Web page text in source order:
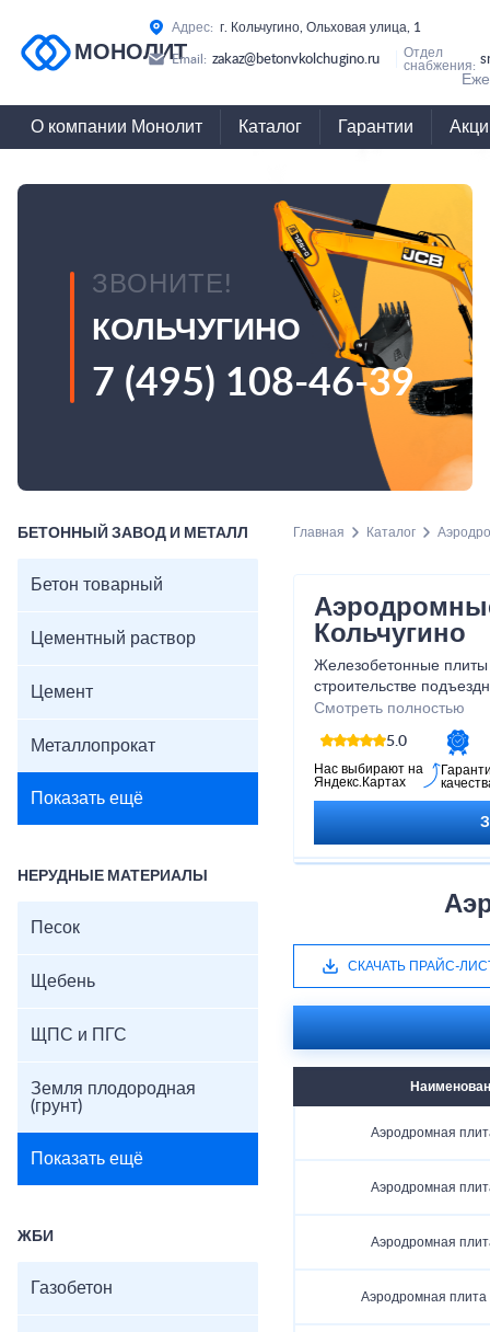
МОНОЛИТ
Адрес: г. Кольчугино, Ольховая улица, 1
Email: zakaz@betonvkolchugino.ru
Отдел
снабжения:
О компании Монолит Каталог Гарантии
ЗВОНИТЕ!
КОЛЬЧУГИНО
7 (495) 108-46-39
БЕТОННЫЙ ЗАВОД И МЕТАЛЛ
Бетон товарный
Цементный раствор
Цемент
Металлопрокат
Показать ещё
НЕРУДНЫЕ МАТЕРИАЛЫ
Песок
Щебень
ЩПС и ПГС
Земля плодородная
(грунт)
Показать ещё
ЖБИ
Газобетон
Главная Каталог
Кольчугино
Железобетонные
строительстве
промышленных
Армированные
официальным
Кольчугино, в
характеристиками и
Смотреть полностью
5.0
Нас выбирают на
Яндекс.Картах
СКАЧАТЬ ПРАЙС-
Аэродромная
Аэродромная
Аэродромная
Аэродромная